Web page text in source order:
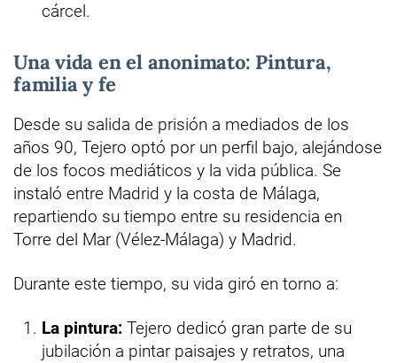
cárcel.
Una vida en el anonimato: Pintura,
familia y fe
Desde su salida de prisión a mediados de los
años 90, Tejero optó por un perfil bajo, alejándose
de los focos mediáticos y la vida pública. Se
instaló entre Madrid y la costa de Málaga,
repartiendo su tiempo entre su residencia en
Torre del Mar (Vélez-Málaga) y Madrid.
Durante este tiempo, su vida giró en torno a:
La pintura: Tejero dedicó gran parte de su
jubilación a pintar paisajes y retratos, una